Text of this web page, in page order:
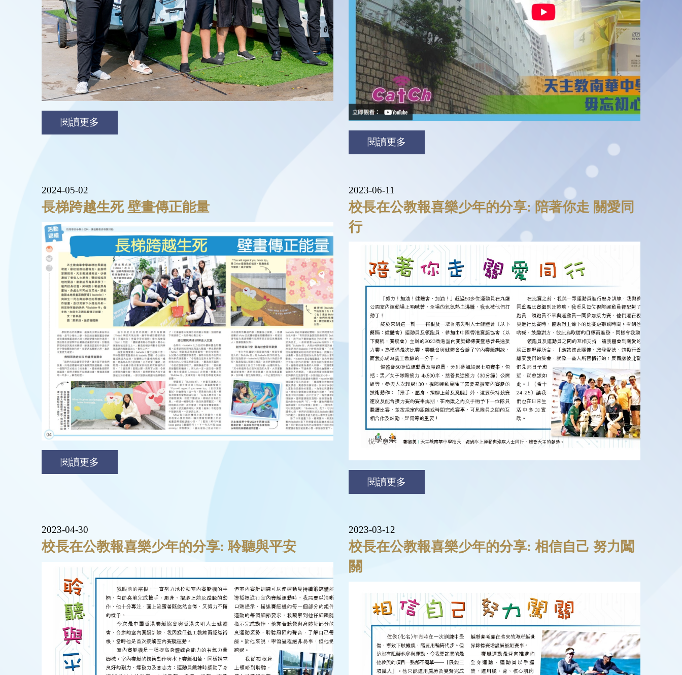
閱讀更多
閱讀更多
2024-05-02
長梯跨越生死 壁畫傳正能量
閱讀更多
2023-06-11
校長在公教報喜樂少年的分享: 陪著你走 關愛同
行
閱讀更多
2023-04-30
校長在公教報喜樂少年的分享: 聆聽與平安
2023-03-12
校長在公教報喜樂少年的分享: 相信自己 努力闖
關